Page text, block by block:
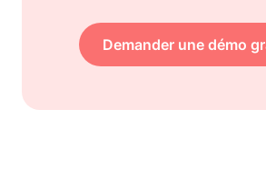
Demander une démo